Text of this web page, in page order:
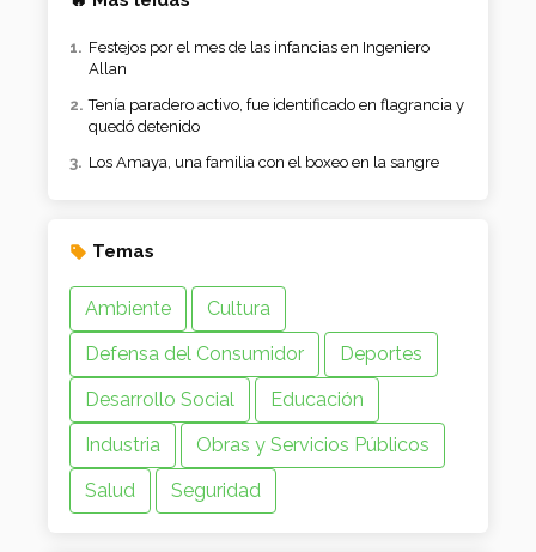
Festejos por el mes de las infancias en Ingeniero
Allan
Tenía paradero activo, fue identificado en flagrancia y
quedó detenido
Los Amaya, una familia con el boxeo en la sangre
Temas
Ambiente
Cultura
Defensa del Consumidor
Deportes
Desarrollo Social
Educación
Industria
Obras y Servicios Públicos
Salud
Seguridad